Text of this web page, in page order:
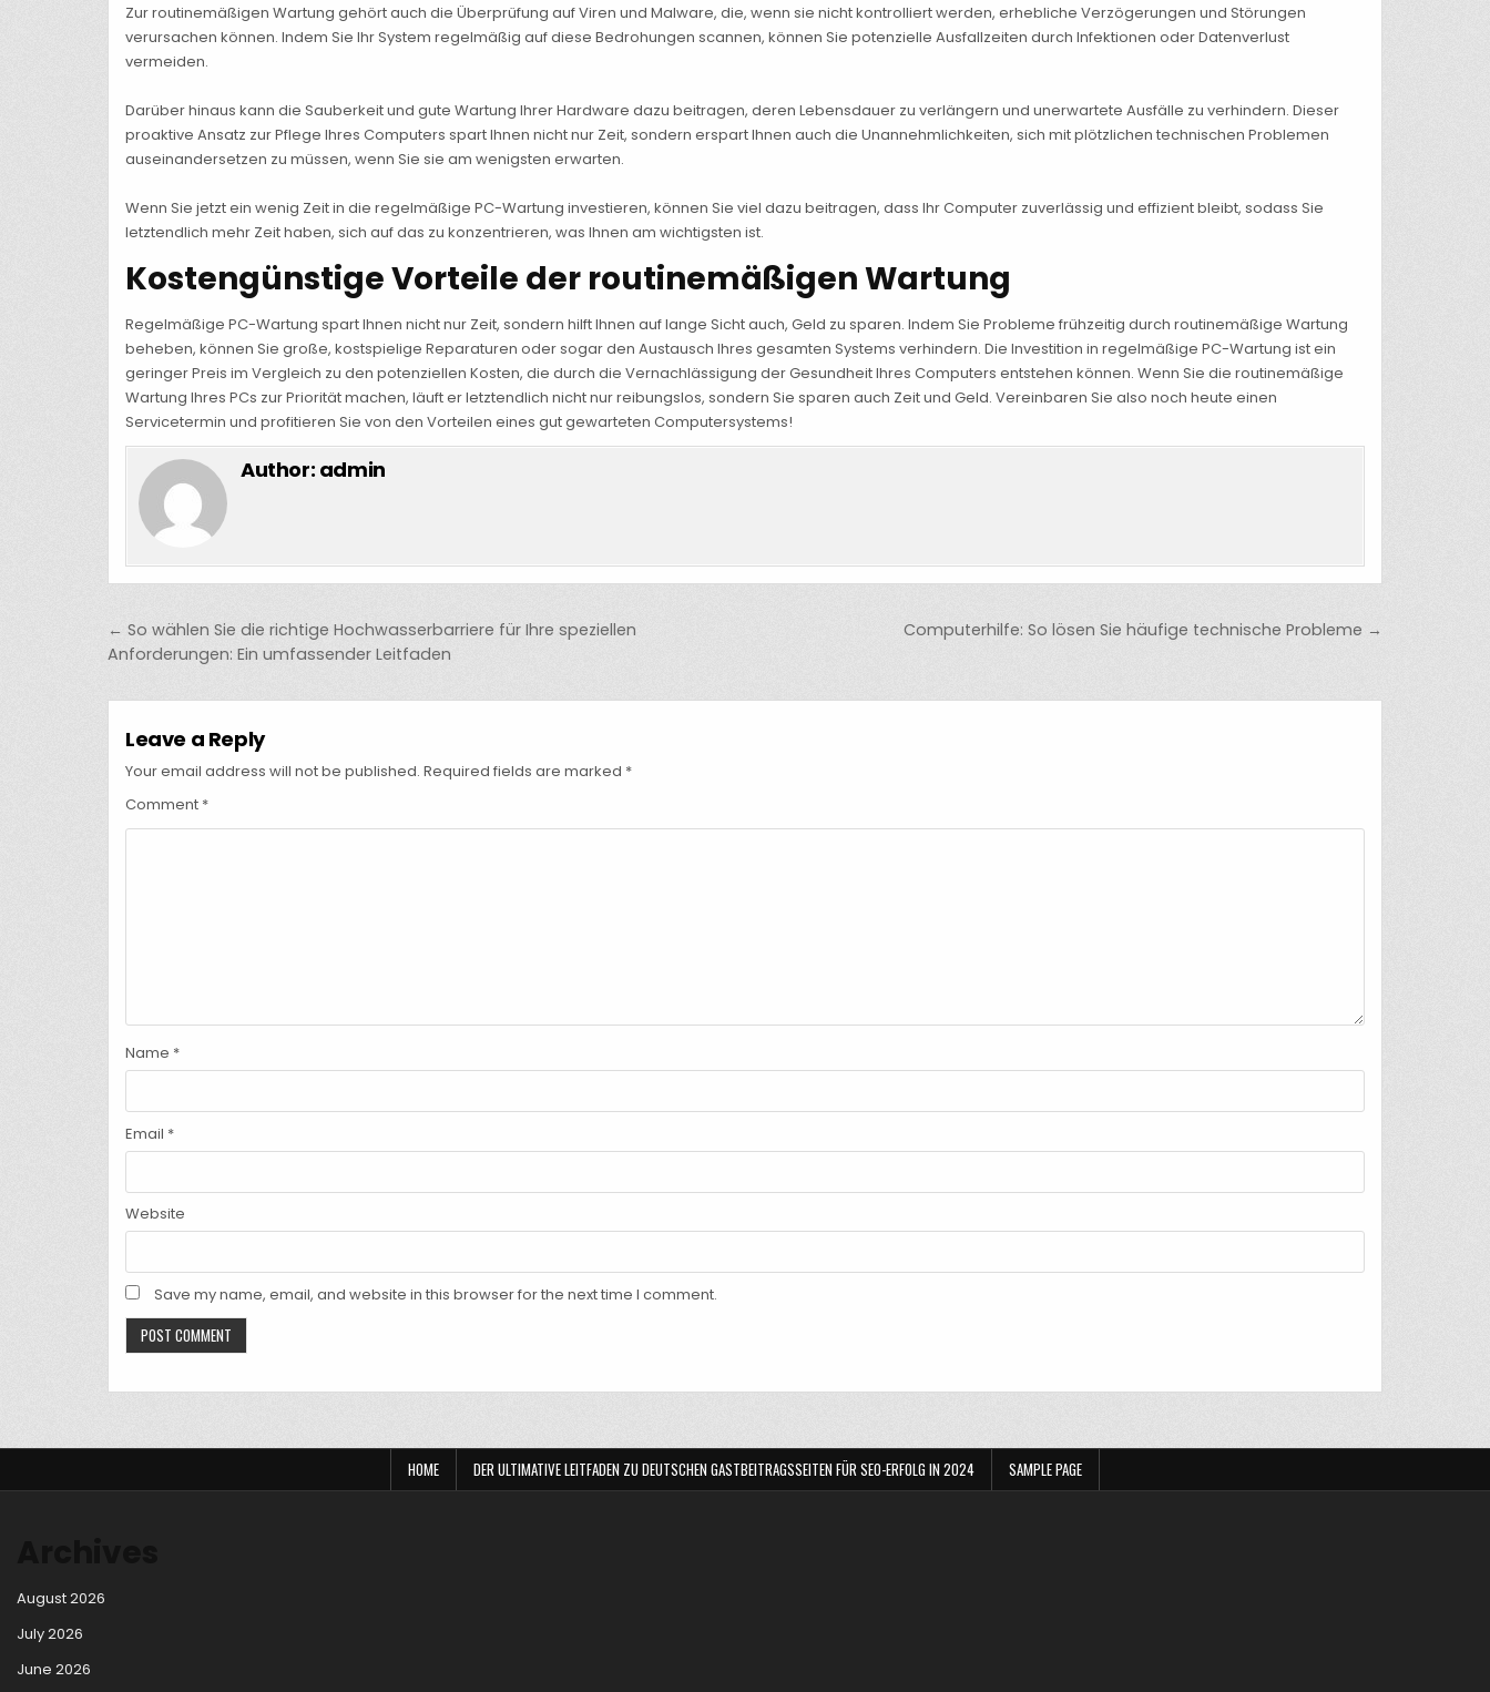
Zur routinemäßigen Wartung gehört auch die Überprüfung auf Viren und Malware, die, wenn sie nicht kontrolliert werden, erhebliche Verzögerungen und Störungen
verursachen können. Indem Sie Ihr System regelmäßig auf diese Bedrohungen scannen, können Sie potenzielle Ausfallzeiten durch Infektionen oder Datenverlust
vermeiden.
Darüber hinaus kann die Sauberkeit und gute Wartung Ihrer Hardware dazu beitragen, deren Lebensdauer zu verlängern und unerwartete Ausfälle zu verhindern. Dieser
proaktive Ansatz zur Pflege Ihres Computers spart Ihnen nicht nur Zeit, sondern erspart Ihnen auch die Unannehmlichkeiten, sich mit plötzlichen technischen Problemen
auseinandersetzen zu müssen, wenn Sie sie am wenigsten erwarten.
Wenn Sie jetzt ein wenig Zeit in die regelmäßige PC-Wartung investieren, können Sie viel dazu beitragen, dass Ihr Computer zuverlässig und effizient bleibt, sodass Sie
letztendlich mehr Zeit haben, sich auf das zu konzentrieren, was Ihnen am wichtigsten ist.
Kostengünstige Vorteile der routinemäßigen Wartung
Regelmäßige PC-Wartung spart Ihnen nicht nur Zeit, sondern hilft Ihnen auf lange Sicht auch, Geld zu sparen. Indem Sie Probleme frühzeitig durch routinemäßige Wartung
beheben, können Sie große, kostspielige Reparaturen oder sogar den Austausch Ihres gesamten Systems verhindern. Die Investition in regelmäßige PC-Wartung ist ein
geringer Preis im Vergleich zu den potenziellen Kosten, die durch die Vernachlässigung der Gesundheit Ihres Computers entstehen können. Wenn Sie die routinemäßige
Wartung Ihres PCs zur Priorität machen, läuft er letztendlich nicht nur reibungslos, sondern Sie sparen auch Zeit und Geld. Vereinbaren Sie also noch heute einen
Servicetermin und profitieren Sie von den Vorteilen eines gut gewarteten Computersystems!
Author: admin
Post
navigation
Computerhilfe: So lösen Sie häufige technische Probleme →
← So wählen Sie die richtige Hochwasserbarriere für Ihre speziellen
Anforderungen: Ein umfassender Leitfaden
Leave a Reply
Your email address will not be published. Required fields are marked *
Comment *
Name *
Email *
Website
Save my name, email, and website in this browser for the next time I comment.
HOME DER ULTIMATIVE LEITFADEN ZU DEUTSCHEN GASTBEITRAGSSEITEN FÜR SEO-ERFOLG IN 2024 SAMPLE PAGE
August 2026
July 2026
June 2026